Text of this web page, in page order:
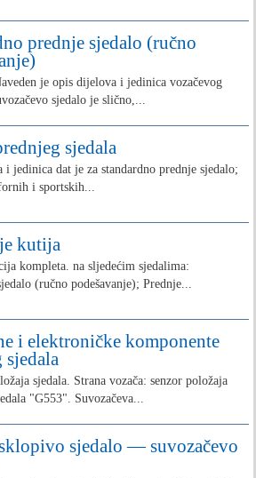
prednje sjedalo (ručno
je opis dijelova i jedinica vozačevog
sjedalo je slično,...
sjedala
i jedinica dat je za standardno prednje sjedalo;
i sportskih...
kutija
kompleta. na sljedećim sjedalima:
(ručno podešavanje); Prednje...
i elektroničke komponente
sjedala
sjedala. Strana vozača: senzor položaja
"G553". Suvozačeva...
sjedalo — suvozačevo